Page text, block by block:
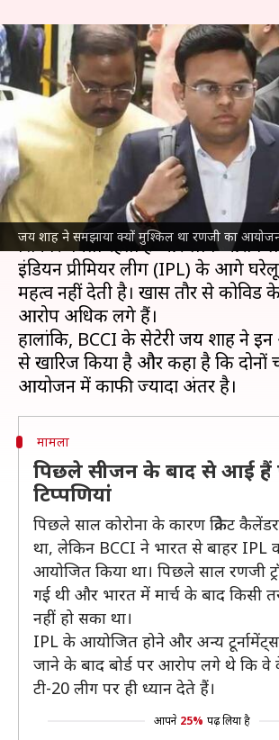
जय शाह ने समझाया क्यों मुश्किल था रणजी का
IPL और घरेलू सीजन
आयोजन में है अंतर,
उचित नहीं- शाह
Neeraj Pandey Jul 20, 2021 05:49 pm
क्या है खबर?
भारतीय क्रिकेट कंट्रोल बोर्ड (BCCI)
शिकार बनता रहता है और लोग आरोप
इंडियन प्रीमियर लीग (IPL) के आगे
महत्व नहीं देती है। खास तौर से कोविड
आरोप अधिक लगे हैं।
हालांकि, BCCI के सेक्रेटरी जय शाह ने
से खारिज किया है और कहा है कि दोनों
मामला
पिछले सीजन के बाद से आई हैं
टिप्पणियां
पिछले साल कोरोना के कारण क्रिकेट
था, लेकिन BCCI ने भारत से बाहर IPL
आयोजित किया था। पिछले साल रणजी
गई थी और भारत में मार्च के बाद किसी
नहीं हो सका था।
IPL के आयोजित होने और अन्य टूर्नामेंट्स
जाने के बाद बोर्ड पर आरोप लगे थे कि
टी-20 लीग पर ही ध्यान देते हैं।
आपने 25% पढ़ लिया है